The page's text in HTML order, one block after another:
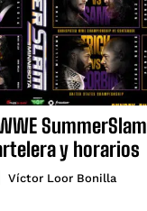
SummerSlam
y horarios
Víctor Loor Bonilla